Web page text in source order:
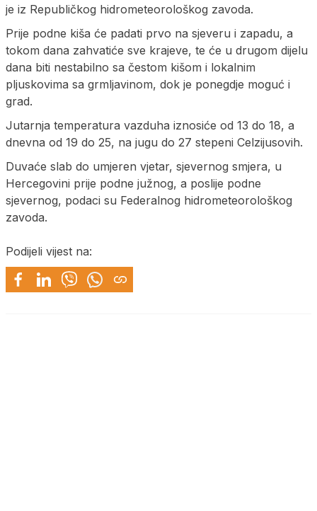
je iz Republičkog hidrometeorološkog zavoda.
Prije podne kiša će padati prvo na sjeveru i zapadu, a
tokom dana zahvatiće sve krajeve, te će u drugom dijelu
dana biti nestabilno sa čestom kišom i lokalnim
pljuskovima sa grmljavinom, dok je ponegdje moguć i
grad.
Јutarnja temperatura vazduha iznosiće od 13 do 18, a
dnevna od 19 do 25, na jugu do 27 stepeni Celzijusovih.
Duvaće slab do umjeren vjetar, sjevernog smjera, u
Hercegovini prije podne južnog, a poslije podne
sjevernog, podaci su Federalnog hidrometeorološkog
zavoda.
Podijeli vijest na: